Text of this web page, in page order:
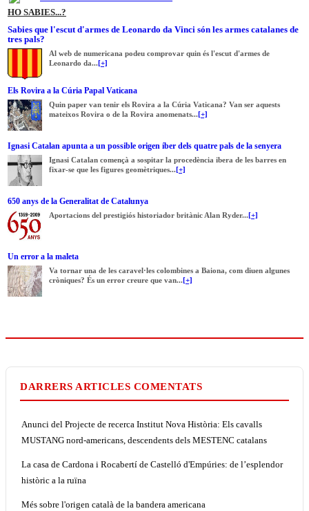
HO SABIES...?
Sabies que l'escut d'armes de Leonardo da Vinci són les armes catalanes de
tres pals?
Al web de numericana podeu comprovar quin és l'escut d'armes de
Leonardo da... [+]
Els Rovira a la Cúria Papal Vaticana
Quin paper van tenir els Rovira a la Cúria Vaticana? Van ser aquests
mateixos Rovira o de la Rovira anomenats... [+]
Ignasi Catalan apunta a un possible origen íber dels quatre pals de la senyera
Ignasi Catalan començà a sospitar la procedència ibera de les barres en
fixar-se que les figures geomètriques... [+]
650 anys de la Generalitat de Catalunya
Aportacions del prestigiós historiador britànic Alan Ryder... [+]
Un error a la maleta
Va tornar una de les caravel·les colombines a Baiona, com diuen algunes
cròniques? És un error creure que van... [+]
DARRERS ARTICLES COMENTATS
Anunci del Projecte de recerca Institut Nova Història: Els cavalls
MUSTANG nord-americans, descendents dels MESTENC catalans
La casa de Cardona i Rocabertí de Castelló d'Empúries: de l’esplendor
històric a la ruïna
Més sobre l'origen català de la bandera americana